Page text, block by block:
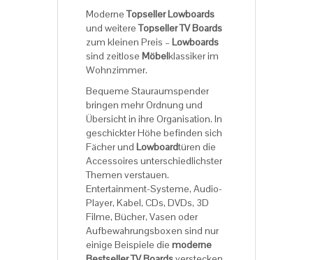
ModerneTopseller Lowboards
und weitereTopseller TV Boards
zum kleinen Preis – Lowboards
sind zeitlose Möbelklassiker im
Wohnzimmer.
Bequeme Stauraumspender
bringen mehr Ordnung und
Übersicht in ihre Organisation. In
geschickter Höhe befinden sich
Fächer und Lowboardtüren die
Accessoires unterschiedlichster
Themen verstauen.
Entertainment-Systeme, Audio-
Player, Kabel, CDs, DVDs, 3D
Filme, Bücher, Vasen oder
Aufbewahrungsboxen sind nur
einige Beispiele die moderne